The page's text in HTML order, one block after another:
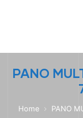
PANO
Home PANO